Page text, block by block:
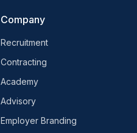
Company
Recruitment
Contracting
Academy
Advisory
Employer Branding